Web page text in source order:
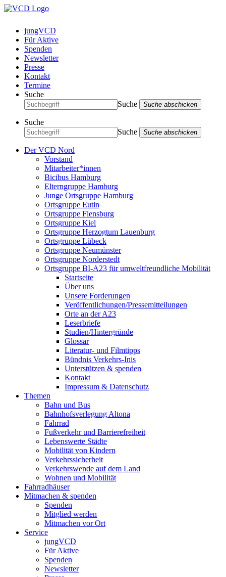
jungVCD
Für Aktive
Spenden
Newsletter
Presse
Kontakt
Termine
Suche
Suche
Suche abschicken
Suche
Suche
Suche abschicken
Der VCD Nord
Vorstand
Mitarbeiter*innen
Bicibus Hamburg
Elterngruppe Hamburg
Junge Ortsgruppe Hamburg
Ortsgruppe Eutin
Ortsgruppe Flensburg
Ortsgruppe Kiel
Ortsgruppe Herzogtum Lauenburg
Ortsgruppe Lübeck
Ortsgruppe Neumünster
Ortsgruppe Norderstedt
Ortsgruppe BI-A23 für umweltfreundliche Mobilität
Startseite
Über uns
Unsere Forderungen
Veröffentlichungen/Pressemitteilungen
Orte an der A23
Leserbriefe
Studien/Hintergründe
Glossar
Literatur- und Filmtipps
Bündnis Verkehrs-Inis
Unterstützen & spenden
Kontakt
Impressum & Datenschutz
Themen
Bahn und Bus
Bahnhofsverlegung Altona
Fahrrad
Fußverkehr und Barrierefreiheit
Lebenswerte Städte
Mobilität von Kindern
Verkehrssicherheit
Verkehrswende auf dem Land
Wohnen und Mobilität
Fahrradhäuser
Mitmachen & spenden
Spenden
Mitglied werden
Mitmachen vor Ort
Service
jungVCD
Für Aktive
Spenden
Newsletter